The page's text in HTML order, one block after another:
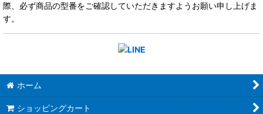
際、必ず商品の型番をご確認していただきますようお願い申し上げま
す。
ホーム
ショッピングカート